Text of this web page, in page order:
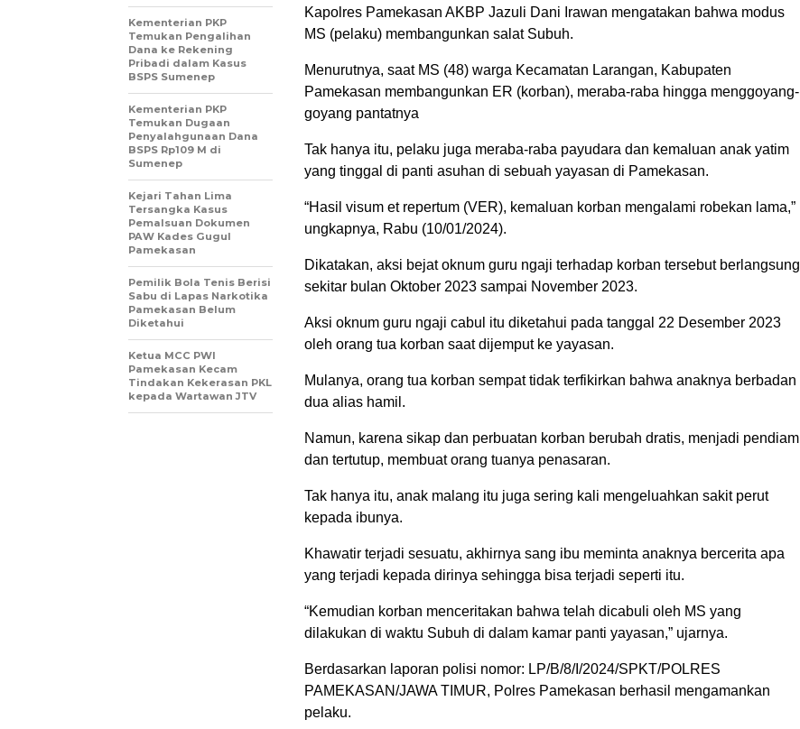
Kapolres Pamekasan AKBP Jazuli Dani Irawan mengatakan bahwa modus
MS (pelaku) membangunkan salat Subuh.
Menurutnya, saat MS (48) warga Kecamatan Larangan, Kabupaten
Pamekasan membangunkan ER (korban), meraba-raba hingga menggoyang-
goyang pantatnya
Tak hanya itu, pelaku juga meraba-raba payudara dan kemaluan anak yatim
yang tinggal di panti asuhan di sebuah yayasan di Pamekasan.
“Hasil visum et repertum (VER), kemaluan korban mengalami robekan lama,”
ungkapnya, Rabu (10/01/2024).
Dikatakan, aksi bejat oknum guru ngaji terhadap korban tersebut berlangsung
sekitar bulan Oktober 2023 sampai November 2023.
Aksi oknum guru ngaji cabul itu diketahui pada tanggal 22 Desember 2023
oleh orang tua korban saat dijemput ke yayasan.
Mulanya, orang tua korban sempat tidak terfikirkan bahwa anaknya berbadan
dua alias hamil.
Namun, karena sikap dan perbuatan korban berubah dratis, menjadi pendiam
dan tertutup, membuat orang tuanya penasaran.
Tak hanya itu, anak malang itu juga sering kali mengeluahkan sakit perut
kepada ibunya.
Khawatir terjadi sesuatu, akhirnya sang ibu meminta anaknya bercerita apa
yang terjadi kepada dirinya sehingga bisa terjadi seperti itu.
“Kemudian korban menceritakan bahwa telah dicabuli oleh MS yang
dilakukan di waktu Subuh di dalam kamar panti yayasan,” ujarnya.
Berdasarkan laporan polisi nomor: LP/B/8/I/2024/SPKT/POLRES
PAMEKASAN/JAWA TIMUR, Polres Pamekasan berhasil mengamankan
pelaku.
Kementerian PKP
Temukan Pengalihan
Dana ke Rekening
Pribadi dalam Kasus
BSPS Sumenep
Kementerian PKP
Temukan Dugaan
Penyalahgunaan Dana
BSPS Rp109 M di
Sumenep
Kejari Tahan Lima
Tersangka Kasus
Pemalsuan Dokumen
PAW Kades Gugul
Pamekasan
Pemilik Bola Tenis Berisi
Sabu di Lapas Narkotika
Pamekasan Belum
Diketahui
Ketua MCC PWI
Pamekasan Kecam
Tindakan Kekerasan PKL
kepada Wartawan JTV